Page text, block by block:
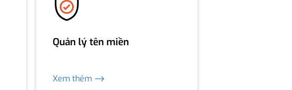
Quản lý tên miền
Xem thêm ⟶